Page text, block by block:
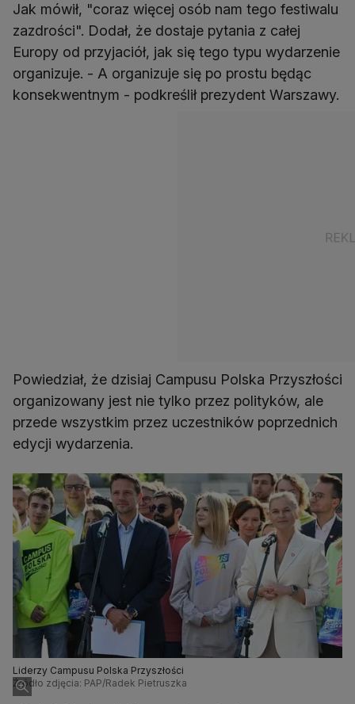
Jak mówił, "coraz więcej osób nam tego festiwalu
zazdrości". Dodał, że dostaje pytania z całej
Europy od przyjaciół, jak się tego typu wydarzenie
organizuje. - A organizuje się po prostu będąc
konsekwentnym - podkreślił prezydent Warszawy.
Powiedział, że dzisiaj Campusu Polska Przyszłości
organizowany jest nie tylko przez polityków, ale
przede wszystkim przez uczestników poprzednich
edycji wydarzenia.
Liderzy Campusu Polska Przyszłości
Źródło zdjęcia: PAP/Radek Pietruszka